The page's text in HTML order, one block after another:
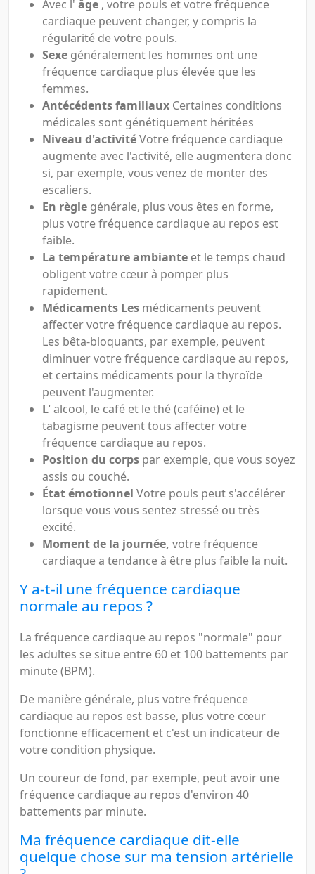
Avec l' âge , votre pouls et votre fréquence
cardiaque peuvent changer, y compris la
régularité de votre pouls.
Sexe généralement les hommes ont une
fréquence cardiaque plus élevée que les
femmes.
Antécédents familiaux Certaines conditions
médicales sont génétiquement héritées
Niveau d'activitéVotre fréquence cardiaque
augmente avec l'activité, elle augmentera donc
si, par exemple, vous venez de monter des
escaliers.
En règle générale, plus vous êtes en forme,
plus votre fréquence cardiaque au repos est
faible.
La température ambiante et le temps chaud
obligent votre cœur à pomper plus
rapidement.
Médicaments Les médicaments peuvent
affecter votre fréquence cardiaque au repos.
Les bêta-bloquants, par exemple, peuvent
diminuer votre fréquence cardiaque au repos,
et certains médicaments pour la thyroïde
peuvent l'augmenter.
L'alcool, le café et le thé (caféine) et le
tabagisme peuvent tous affecter votre
fréquence cardiaque au repos.
Position du corps par exemple, que vous soyez
assis ou couché.
État émotionnel Votre pouls peut s'accélérer
lorsque vous vous sentez stressé ou très
excité.
Moment de la journée, votre fréquence
cardiaque a tendance à être plus faible la nuit.
Y a-t-il une fréquence cardiaque
normale au repos ?
La fréquence cardiaque au repos "normale" pour
les adultes se situe entre 60 et 100 battements par
minute (BPM).
De manière générale, plus votre fréquence
cardiaque au repos est basse, plus votre cœur
fonctionne efficacement et c'est un indicateur de
votre condition physique.
Un coureur de fond, par exemple, peut avoir une
fréquence cardiaque au repos d'environ 40
battements par minute.
Ma fréquence cardiaque dit-elle
quelque chose sur ma tension artérielle